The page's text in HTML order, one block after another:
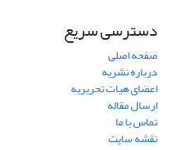
دسترسی سریع
صفحه اصلی
درباره نشریه
اعضای هیات تحریریه
ارسال مقاله
تماس با ما
نقشه سایت